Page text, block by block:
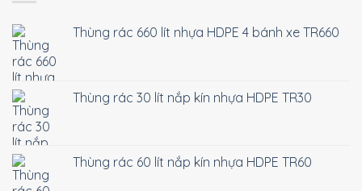
Thùng rác 660 lít nhựa HDPE 4 bánh xe TR660
Thùng rác 30 lít nắp kín nhựa HDPE TR30
Thùng rác 60 lít nắp kín nhựa HDPE TR60